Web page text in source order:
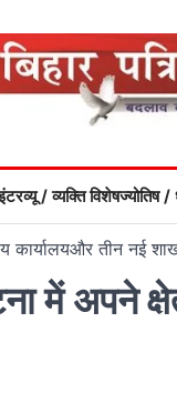
/ व्यक्ति विशेषज्योतिष /
कार्यालयऔर तीन नई
में अपने